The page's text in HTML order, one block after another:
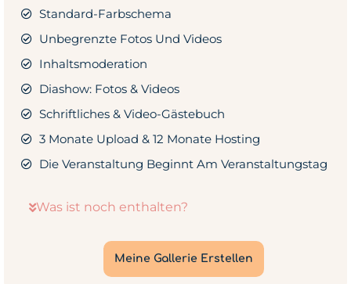
Standard-Farbschema
Unbegrenzte Fotos Und Videos
Inhaltsmoderation
Diashow: Fotos & Videos
Schriftliches & Video-Gästebuch
3 Monate Upload & 12 Monate Hosting
Die Veranstaltung Beginnt Am Veranstaltungstag
Was ist noch enthalten?
Meine Gallerie Erstellen